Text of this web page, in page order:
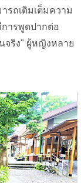
รถเติมเต็มความ
ารพูดปากต่อ
จริง" ผู้หญิงหลาย